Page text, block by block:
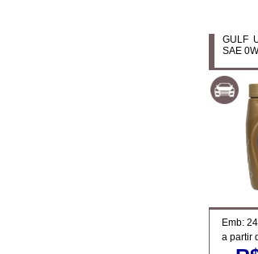
GULF
SAE
Emb:
a partir